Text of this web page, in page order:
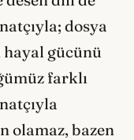
dosya
gücünü
farklı
olamaz, bazen